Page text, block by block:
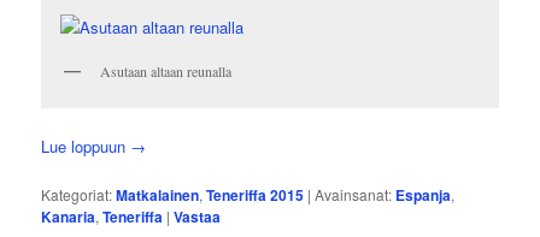
Asutaan altaan reunalla
Lue loppuun →
Kategoriat:Matkalainen,Teneriffa 2015 |Avainsanat: Espanja,
Kanaria,Teneriffa |Vastaa